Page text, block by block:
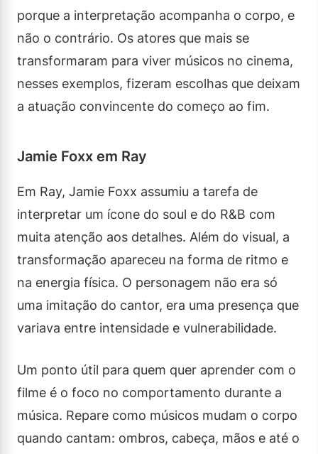
porque a interpretação acompanha o corpo, e
não o contrário. Os atores que mais se
transformaram para viver músicos no cinema,
nesses exemplos, fizeram escolhas que deixam
a atuação convincente do começo ao fim.
Jamie Foxx em Ray
Em Ray, Jamie Foxx assumiu a tarefa de
interpretar um ícone do soul e do R&B com
muita atenção aos detalhes. Além do visual, a
transformação apareceu na forma de ritmo e
na energia física. O personagem não era só
uma imitação do cantor, era uma presença que
variava entre intensidade e vulnerabilidade.
Um ponto útil para quem quer aprender com o
filme é o foco no comportamento durante a
música. Repare como músicos mudam o corpo
quando cantam: ombros, cabeça, mãos e até o